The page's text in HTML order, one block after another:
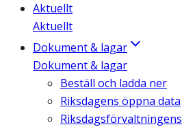
Aktuellt
Aktuellt
Dokument & lagar
Dokument & lagar
Beställ och ladda ner
Riksdagens öppna data